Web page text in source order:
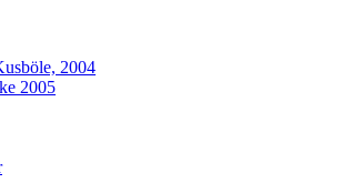
2004
2005